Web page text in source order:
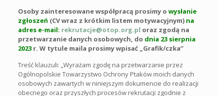
Osoby zainteresowane współpracą prosimy o wysłanie
zgłoszeń (CV wraz z krótkim listem motywacyjnym) na
adres e-mail: rekrutacje@otop.org.pl oraz zgodą na
przetwarzanie danych osobowych, do dnia 23 sierpnia
2023r. W tytule maila prosimy wpisać „Grafik/czka”
Treść klauzuli: „Wyrażam zgodę na przetwarzanie przez
Ogólnopolskie Towarzystwo Ochrony Ptaków moich danych
osobowych zawartych w niniejszym dokumencie do realizacji
obecnego oraz przyszłych procesów rekrutacji zgodnie z